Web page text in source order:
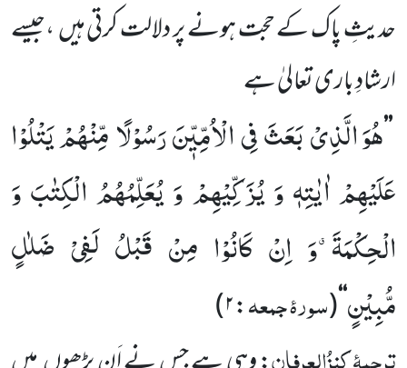
حدیثِ پاک کے حجت ہونے پر دلالت کرتی ہیں،جیسے
ارشادِ باری تعالیٰ ہے
’’هُوَ الَّذِیْ بَعَثَ فِی الْاُمِّیّٖنَ رَسُوْلًا مِّنْهُمْ یَتْلُوْا
عَلَیْهِمْ اٰیٰتِهٖ وَ یُزَكِّیْهِمْ وَ یُعَلِّمُهُمُ الْكِتٰبَ وَ
الْحِكْمَةَۗ-وَ اِنْ كَانُوْا مِنْ قَبْلُ لَفِیْ ضَلٰلٍ
مُّبِیْنٍ‘‘
(سورۂ جمعہ:۲ )